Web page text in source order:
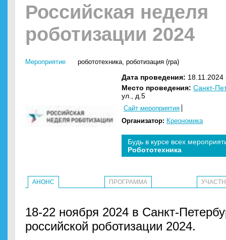
Российская неделя
роботизации 2024
Мероприятие робототехника, роботизация (rpa)
Дата проведения:
Место проведения: Санкт-
ул., д.5
Сайт мероприятия
Организатор: Креономика
Будь в курсе всех
Робототехника
АНОНС ПРОГРАММА
18-22 ноября 2024 в Санкт-
российской роботизации 2024.